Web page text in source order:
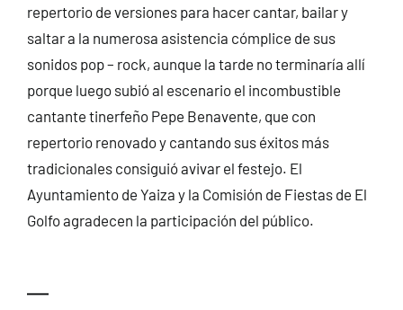
repertorio de versiones para hacer cantar, bailar y
saltar a la numerosa asistencia cómplice de sus
sonidos pop – rock, aunque la tarde no terminaría allí
porque luego subió al escenario el incombustible
cantante tinerfeño Pepe Benavente, que con
repertorio renovado y cantando sus éxitos más
tradicionales consiguió avivar el festejo. El
Ayuntamiento de Yaiza y la Comisión de Fiestas de El
Golfo agradecen la participación del público.
—